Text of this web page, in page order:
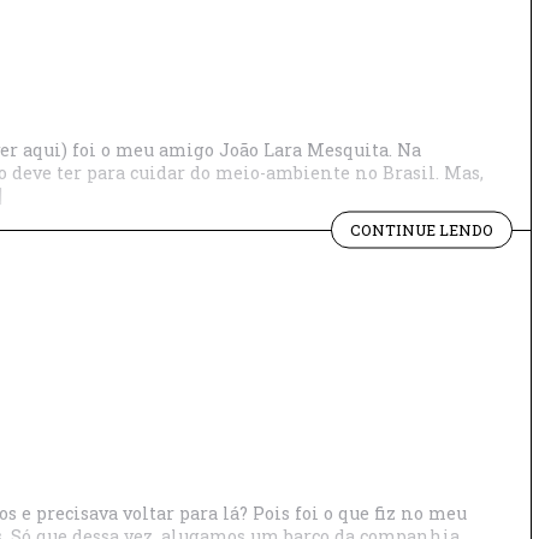
aqui) foi o meu amigo João Lara Mesquita. Na
ter para cuidar do meio-ambiente no Brasil. Mas,
CONTINUE LENDO "QUE
TAL
e precisava voltar para lá? Pois foi o que fiz no meu